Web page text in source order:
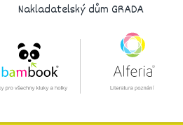
Nakladatelský dům GRADA